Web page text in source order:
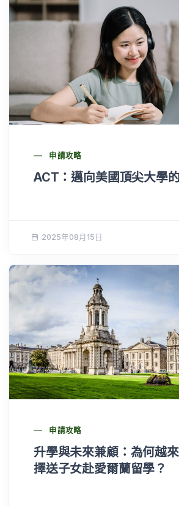
申請攻略
ACT：邁向美國頂尖大學
2025年08月15日
申請攻略
升學與未來兼顧：為何越
擇送子女赴愛爾蘭留學？